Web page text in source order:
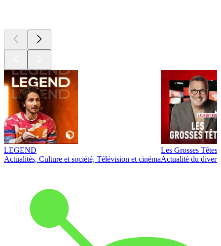
LEGEND
Actualités, Culture et société, Télévision et cinéma
Les Grosses Têtes
Actualité du